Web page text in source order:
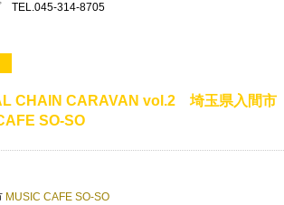
TEL.045-314-8705
CHAIN CARAVAN vol.2 埼玉県入間市
SO-SO
MUSIC CAFE SO-SO